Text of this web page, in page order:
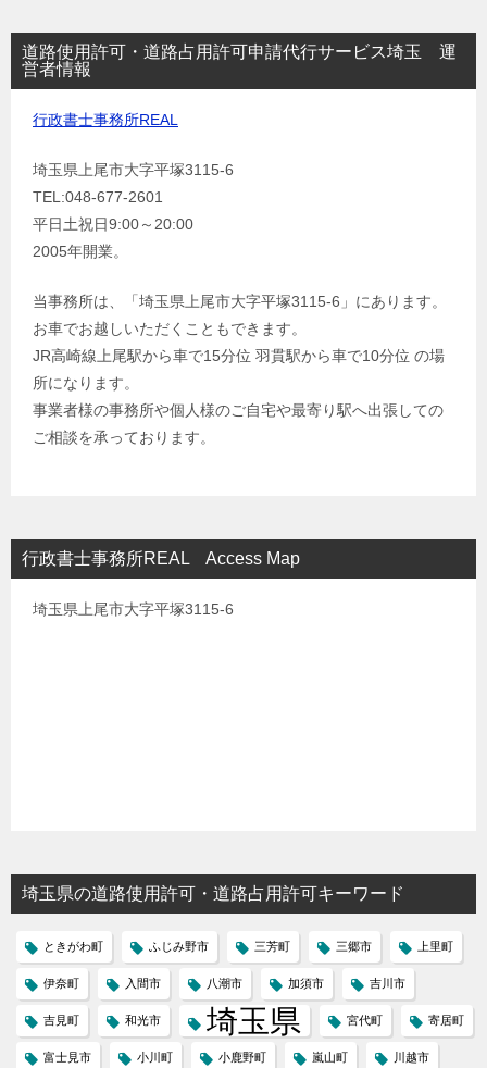
道路使用許可・道路占用許可申請代行サービス埼玉 運
営者情報
行政書士事務所REAL
埼玉県上尾市大字平塚3115-6
TEL:048-677-2601
平日土祝日9:00～20:00
2005年開業。
当事務所は、「埼玉県上尾市大字平塚3115-6」にあります。
お車でお越しいただくこともできます。
JR高崎線上尾駅から車で15分位 羽貫駅から車で10分位 の場
所になります。
事業者様の事務所や個人様のご自宅や最寄り駅へ出張しての
ご相談を承っております。
行政書士事務所REAL Access Map
埼玉県上尾市大字平塚3115-6
埼玉県の道路使用許可・道路占用許可キーワード
ときがわ町 ふじみ野市 三芳町 三郷市 上里町
伊奈町 入間市 八潮市 加須市 吉川市
吉見町 和光市 埼玉県 宮代町 寄居町
富士見市 小川町 小鹿野町 嵐山町 川越市